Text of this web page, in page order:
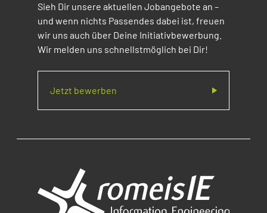
Sieh Dir unsere aktuellen Jobangebote an –
und wenn nichts Passendes dabei ist, freuen
wir uns auch über Deine Initiativbewerbung.
Wir melden uns schnellstmöglich bei Dir!
Jetzt bewerben